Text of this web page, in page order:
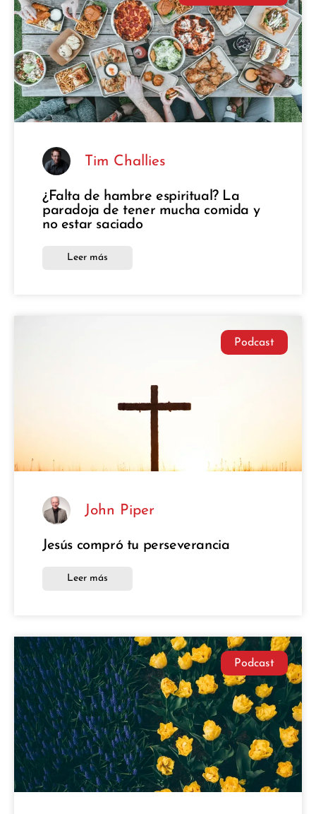
Tim Challies
¿Falta de hambre espiritual? La
paradoja de tener mucha comida y
no estar saciado
Leer más
Podcast
John Piper
Jesús compró tu perseverancia
Leer más
Podcast